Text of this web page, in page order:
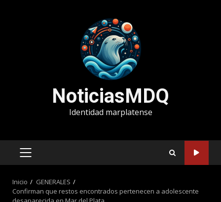
NoticiasMDQ
Identidad marplatense
MENÚ
Inicio
GENERALES
Confirman que restos encontrados pertenecen a adolescente